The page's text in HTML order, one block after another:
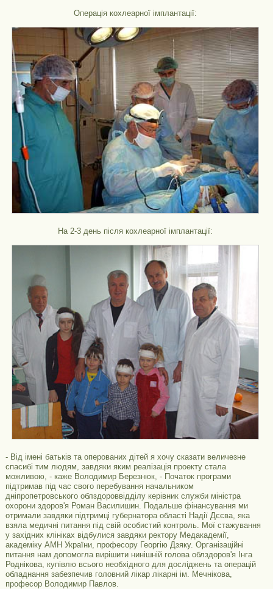
Операція кохлеарної імплантації:
На 2-3 день після кохлеарної імплантації:
- Від імені батьків та оперованих дітей я хочу сказати величезне
спасибі тим людям, завдяки яким реалізація проекту стала
можливою, - каже Володимир Березнюк, - Початок програми
підтримав під час свого перебування начальником
дніпропетровського облздороввідділу керівник служби міністра
охорони здоров'я Роман Василишин. Подальше фінансування ми
отримали завдяки підтримці губернатора області Надії Дєєва, яка
взяла медичні питання під свій особистий контроль. Мої стажування
у західних клініках відбулися завдяки ректору Медакадемії,
академіку АМН України, професору Георгію Дзяку. Організаційні
питання нам допомогла вирішити нинішній голова облздоров'я Інга
Роднікова, купівлю всього необхідного для досліджень та операцій
обладнання забезпечив головний лікар лікарні ім. Мечнікова,
професор Володимир Павлов.